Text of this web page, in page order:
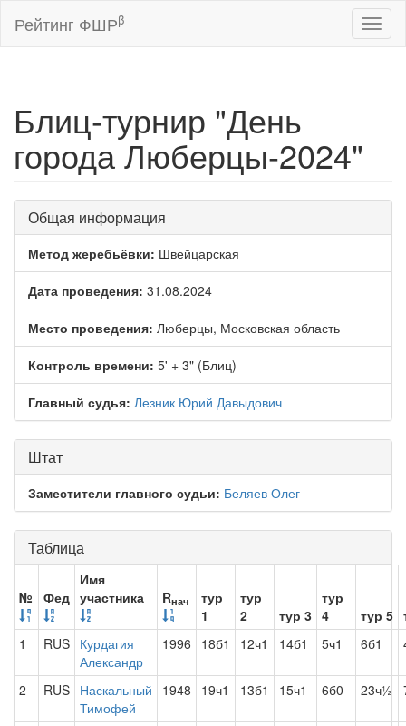
Рейтинг ФШРβ
Блиц-турнир "День
города Люберцы-2024"
Общая информация
Метод жеребьёвки: Швейцарская
Дата проведения: 31.08.2024
Место проведения: Люберцы, Московская область
Контроль времени: 5' + 3" (Блиц)
Главный судья: Лезник Юрий Давыдович
Штат
Заместители главного судьи: Беляев Олег
Таблица
№ Фед
Имя
участника
Rнач
тур
1
тур
2
тур 3
тур
4
тур 5
1
RUS Курдагия
Александр
1996 18б1 12ч1 14б1 5ч1 6б1
2 RUS Наскальный
Тимофей
1948 19ч1 13б1 15ч1 6б0 23ч½